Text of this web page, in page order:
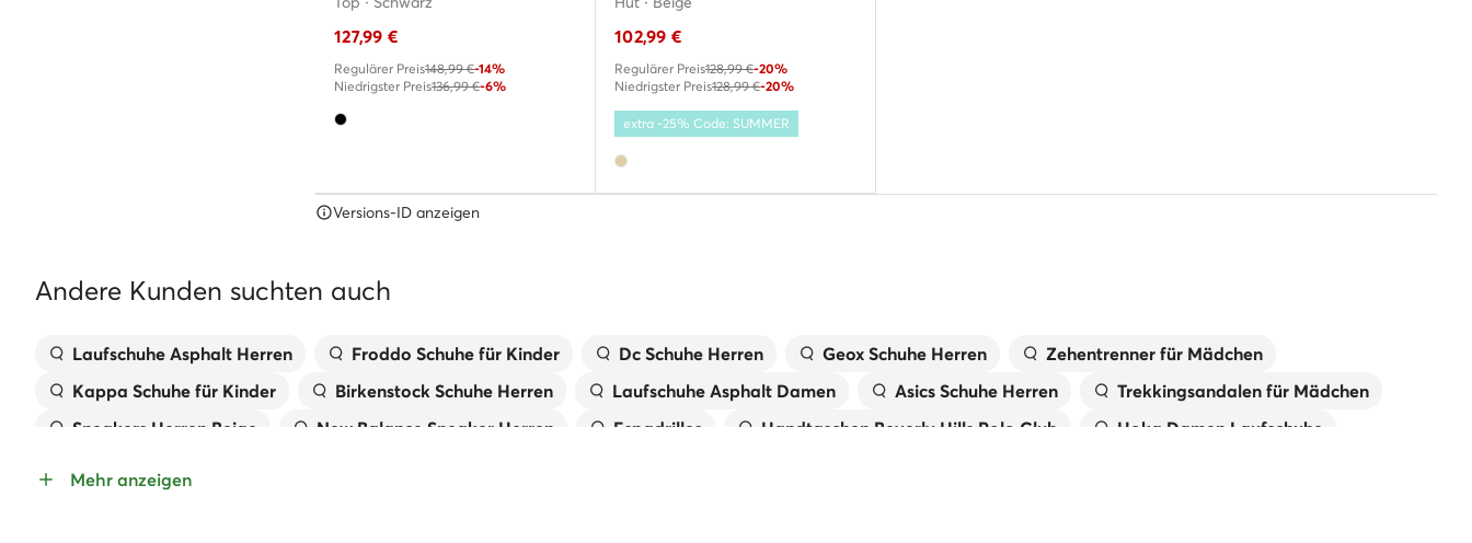
127,99 €
Regulärer Preis148,99 €-14%
Niedrigster Preis136,99 €-6%
102,99 €
Regulärer Preis128,99 €-20%
Niedrigster Preis128,99 €-20%
extra -25% Code: SUMMER
Versions-ID anzeigen
Andere Kunden suchten auch
Laufschuhe Asphalt Herren Froddo Schuhe für Kinder Dc Schuhe Herren Geox Schuhe Herren
Zehentrenner für Mädchen
Kappa Schuhe für Kinder
Birkenstock Schuhe Herren Laufschuhe Asphalt Damen Asics Schuhe Herren
Trekkingsandalen für Mädchen
Sneakers Herren Beige
New Balance Sneaker Herren Espadrilles Handtaschen Beverly Hills Polo Club
Hoka Damen Laufschuhe
Mehr anzeigen